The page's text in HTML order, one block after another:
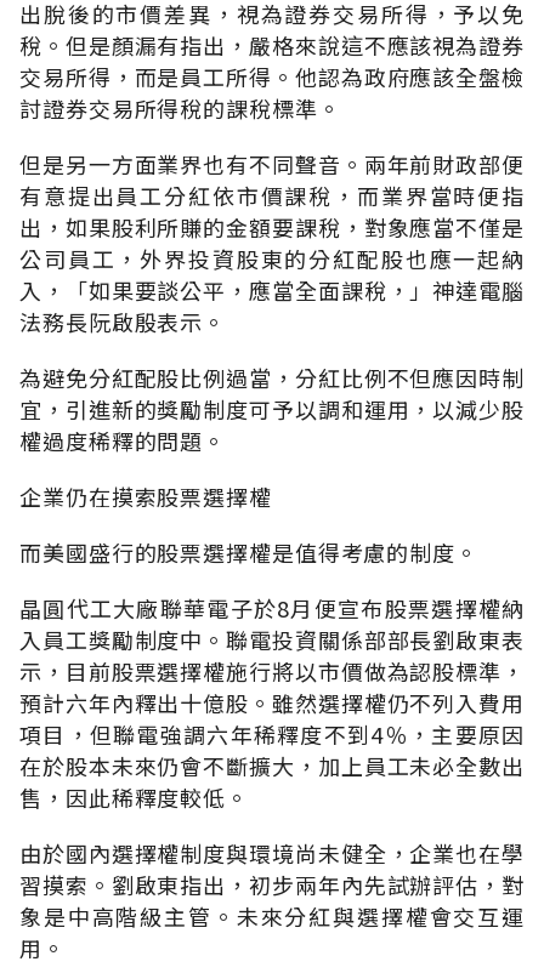
出脫後的市價差異，視為證券交易所得，予以免
稅。但是顏漏有指出，嚴格來說這不應該視為證券
交易所得，而是員工所得。他認為政府應該全盤檢
討證券交易所得稅的課稅標準。
但是另一方面業界也有不同聲音。兩年前財政部便
有意提出員工分紅依市價課稅，而業界當時便指
出，如果股利所賺的金額要課稅，對象應當不僅是
公司員工，外界投資股東的分紅配股也應一起納
入，「如果要談公平，應當全面課稅，」神達電腦
法務長阮啟殷表示。
為避免分紅配股比例過當，分紅比例不但應因時制
宜，引進新的獎勵制度可予以調和運用，以減少股
權過度稀釋的問題。
企業仍在摸索股票選擇權
而美國盛行的股票選擇權是值得考慮的制度。
晶圓代工大廠聯華電子於8月便宣布股票選擇權納
入員工獎勵制度中。聯電投資關係部部長劉啟東表
示，目前股票選擇權施行將以市價做為認股標準，
預計六年內釋出十億股。雖然選擇權仍不列入費用
項目，但聯電強調六年稀釋度不到4％，主要原因
在於股本未來仍會不斷擴大，加上員工未必全數出
售，因此稀釋度較低。
由於國內選擇權制度與環境尚未健全，企業也在學
習摸索。劉啟東指出，初步兩年內先試辦評估，對
象是中高階級主管。未來分紅與選擇權會交互運
用。